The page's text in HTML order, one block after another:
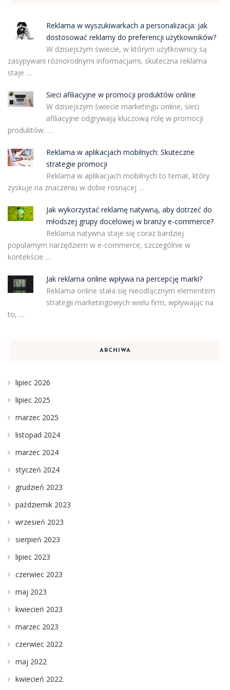
Reklama w wyszukiwarkach a personalizacja: jak
dostosować reklamy do preferencji użytkowników?
W dzisiejszym świecie, w którym użytkownicy są
zasypywani różnorodnymi informacjami, skuteczna reklama
staje …
Sieci afiliacyjne w promocji produktów online
W dzisiejszym świecie marketingu online, sieci
afiliacyjne odgrywają kluczową rolę w promocji
produktów. …
Reklama w aplikacjach mobilnych: Skuteczne
strategie promocji
Reklama w aplikacjach mobilnych to temat, który
zyskuje na znaczeniu w dobie rosnącej …
Jak wykorzystać reklamę natywną, aby dotrzeć do
młodszej grupy docelowej w branży e-commerce?
Reklama natywna staje się coraz bardziej
popularnym narzędziem w e-commerce, szczególnie w
kontekście …
Jak reklama online wpływa na percepcję marki?
Reklama online stała się nieodłącznym elementem
strategii marketingowych wielu firm, wpływając na
to, …
ARCHIWA
lipiec 2026
lipiec 2025
marzec 2025
listopad 2024
marzec 2024
styczeń 2024
grudzień 2023
październik 2023
wrzesień 2023
sierpień 2023
lipiec 2023
czerwiec 2023
maj 2023
kwiecień 2023
marzec 2023
czerwiec 2022
maj 2022
kwiecień 2022